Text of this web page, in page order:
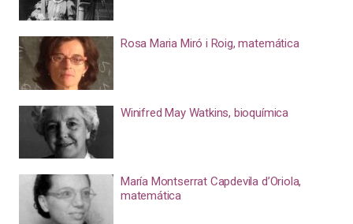
Rosa Maria Miró i Roig, matemática
Winifred May Watkins, bioquímica
María Montserrat Capdevila d’Oriola,
matemática